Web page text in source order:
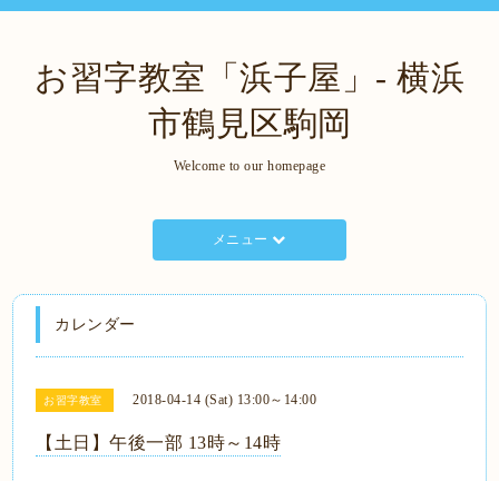
お習字教室「浜子屋」- 横浜
市鶴見区駒岡
Welcome to our homepage
メニュー
カレンダー
お習字教室 2018-04-14 (Sat) 13:00～14:00
【土日】午後一部 13時～14時